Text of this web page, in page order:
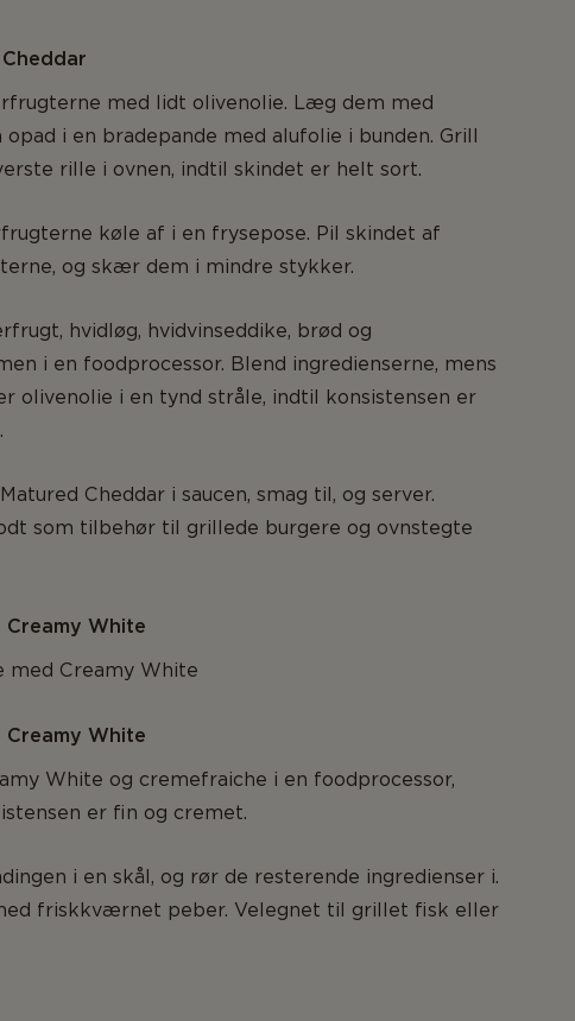
med lidt olivenolie. Læg dem med
opad i en bradepande med alufolie i bunden. Grill
rille i ovnen, indtil skindet er helt sort.
køle af i en frysepose. Pil skindet af
og skær dem i mindre stykker.
hvidløg, hvidvinseddike, brød og
i en foodprocessor. Blend ingredienserne, mens
olivenolie i en tynd stråle, indtil konsistensen er
Cheddar i saucen, smag til, og server.
som tilbehør til grillede burgere og ovnstegte
Creamy White
med Creamy White
Creamy White
White og cremefraiche i en foodprocessor,
er fin og cremet.
i en skål, og rør de resterende ingredienser i.
friskkværnet peber. Velegnet til grillet fisk eller